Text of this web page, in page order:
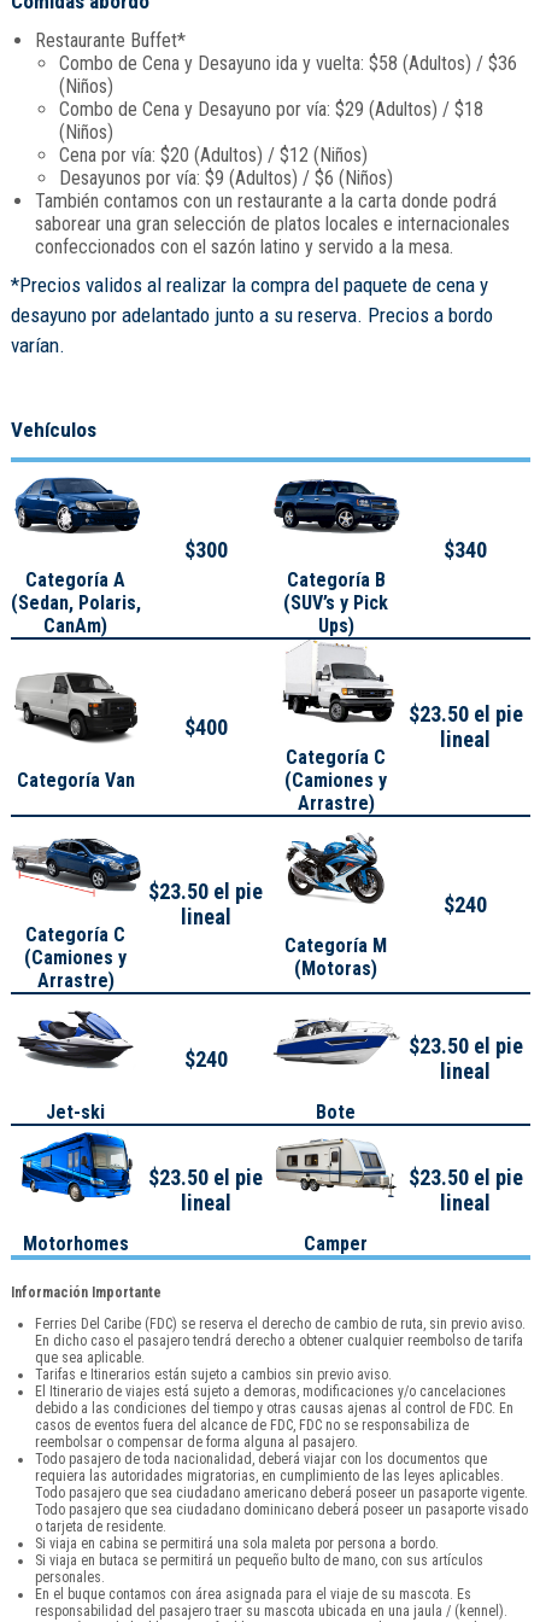
Restaurante Buffet*
Combo de Cena y Desayuno ida y vuelta: $58 (Adultos) / $36
(Niños)
Combo de Cena y Desayuno por vía: $29 (Adultos) / $18
(Niños)
Cena por vía: $20 (Adultos) / $12 (Niños)
Desayunos por vía: $9 (Adultos) / $6 (Niños)
También contamos con un restaurante a la carta donde podrá
saborear una gran selección de platos locales e internacionales
confeccionados con el sazón latino y servido a la mesa.
*Precios validos al realizar la compra del paquete de cena y
desayuno por adelantado junto a su reserva. Precios a bordo
varían.
Vehículos
Categoría A
(Sedan, Polaris,
CanAm)
$300
Categoría B
(SUV’s y Pick
Ups)
$340
Categoría Van
$400
Categoría C
(Camiones y
Arrastre)
$23.50 el pie
lineal
Categoría C
(Camiones y
Arrastre)
$23.50 el pie
lineal
Categoría M
(Motoras)
$240
Jet-ski
$240
Bote
$23.50 el pie
lineal
Motorhomes
$23.50 el pie
lineal
Camper
$23.50 el pie
lineal
Información Importante
Ferries Del Caribe (FDC) se reserva el derecho de cambio de ruta, sin previo aviso.
En dicho caso el pasajero tendrá derecho a obtener cualquier reembolso de tarifa
que sea aplicable.
Tarifas e Itinerarios están sujeto a cambios sin previo aviso.
El Itinerario de viajes está sujeto a demoras, modificaciones y/o cancelaciones
debido a las condiciones del tiempo y otras causas ajenas al control de FDC. En
casos de eventos fuera del alcance de FDC, FDC no se responsabiliza de
reembolsar o compensar de forma alguna al pasajero.
Todo pasajero de toda nacionalidad, deberá viajar con los documentos que
requiera las autoridades migratorias, en cumplimiento de las leyes aplicables.
Todo pasajero que sea ciudadano americano deberá poseer un pasaporte vigente.
Todo pasajero que sea ciudadano dominicano deberá poseer un pasaporte visado
o tarjeta de residente.
Si viaja en cabina se permitirá una sola maleta por persona a bordo.
Si viaja en butaca se permitirá un pequeño bulto de mano, con sus artículos
personales.
En el buque contamos con área asignada para el viaje de su mascota. Es
responsabilidad del pasajero traer su mascota ubicada en una jaula / (kennel).